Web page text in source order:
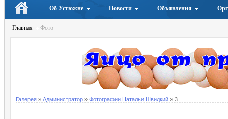
Об Устюжне Новости Объявления
Главная Фото
Галерея » Администратор » Фотографии Натальи Швидкий » 3